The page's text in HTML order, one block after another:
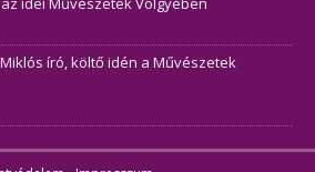
író, költő idén a Művészetek